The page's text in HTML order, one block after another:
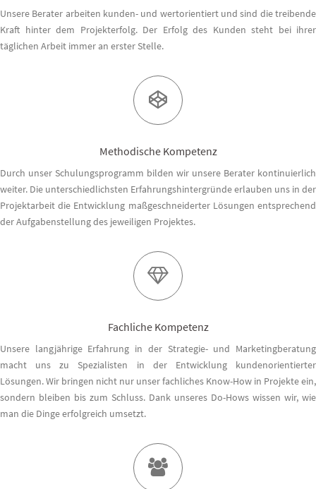
Unsere Berater arbeiten kunden- und wertorientiert und sind die treibende
Kraft hinter dem Projekterfolg. Der Erfolg des Kunden steht bei ihrer
täglichen Arbeit immer an erster Stelle.
Methodische Kompetenz
Durch unser Schulungsprogramm bilden wir unsere Berater kontinuierlich
weiter. Die unterschiedlichsten Erfahrungshintergründe erlauben uns in der
Projektarbeit die Entwicklung maßgeschneiderter Lösungen entsprechend
der Aufgabenstellung des jeweiligen Projektes.
Fachliche Kompetenz
Unsere langjährige Erfahrung in der Strategie- und Marketingberatung
macht uns zu Spezialisten in der Entwicklung kundenorientierter
Lösungen. Wir bringen nicht nur unser fachliches Know-How in Projekte ein,
sondern bleiben bis zum Schluss. Dank unseres Do-Hows wissen wir, wie
man die Dinge erfolgreich umsetzt.